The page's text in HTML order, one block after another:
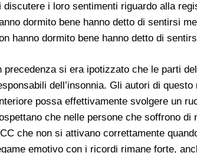
discutere i loro sentimenti riguardo alla
dormito bene hanno detto di sentirsi
hanno dormito bene hanno detto di
precedenza si era ipotizzato che le parti
dell’insonnia. Gli autori di
possa effettivamente svolgere un
che nelle persone che soffrono
che non si attivano correttamente
emotivo con i ricordi rimane forte,